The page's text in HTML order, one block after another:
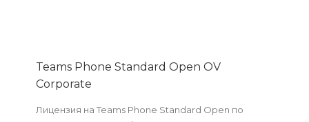
Teams Phone Standard Open OV
Corporate
Лицензия на Teams Phone Standard Open по